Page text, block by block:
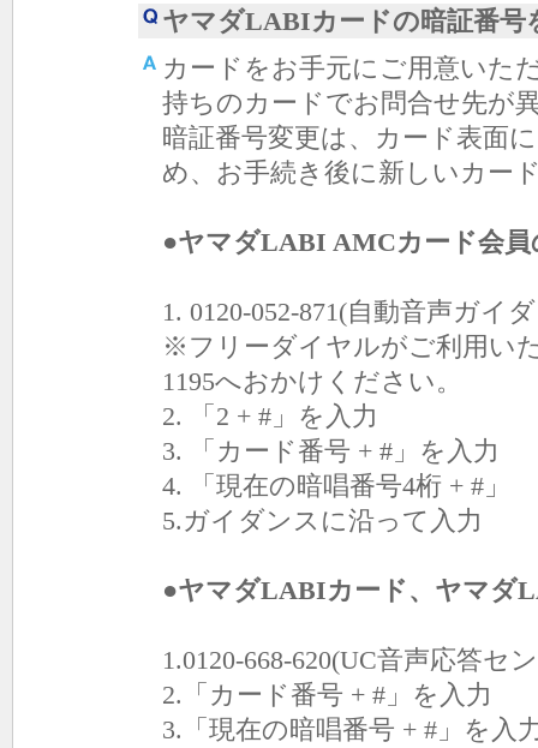
ヤマダLABIカードの暗証番号
カードをお手元にご用意いた
持ちのカードでお問合せ先が
暗証番号変更は、カード表面
め、お手続き後に新しいカー
●ヤマダLABI AMCカード会員
1. 0120-052-871(自動音声ガイ
※フリーダイヤルがご利用いた
1195へおかけください。
2. 「2 + #」を入力
3. 「カード番号 + #」を入力
4. 「現在の暗唱番号4桁 + #」
5.ガイダンスに沿って入力
●ヤマダLABIカード、ヤマダ
1.0120-668-620(UC音声応答セ
2.「カード番号 + #」を入力
3.「現在の暗唱番号 + #」を入